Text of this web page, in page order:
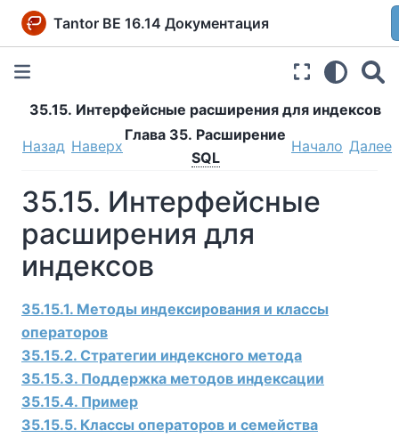
Tantor BE 16.14 Документация
35.15. Интерфейсные расширения для индексов
Назад Наверх
Глава 35. Расширение
SQL
Начало Далее
35.15. Интерфейсные
расширения для
индексов
35.15.1. Методы индексирования и классы
операторов
35.15.2. Стратегии индексного метода
35.15.3. Поддержка методов индексации
35.15.4. Пример
35.15.5. Классы операторов и семейства